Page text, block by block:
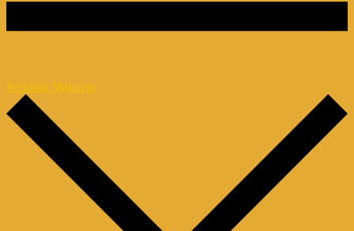
Webinar Magazin